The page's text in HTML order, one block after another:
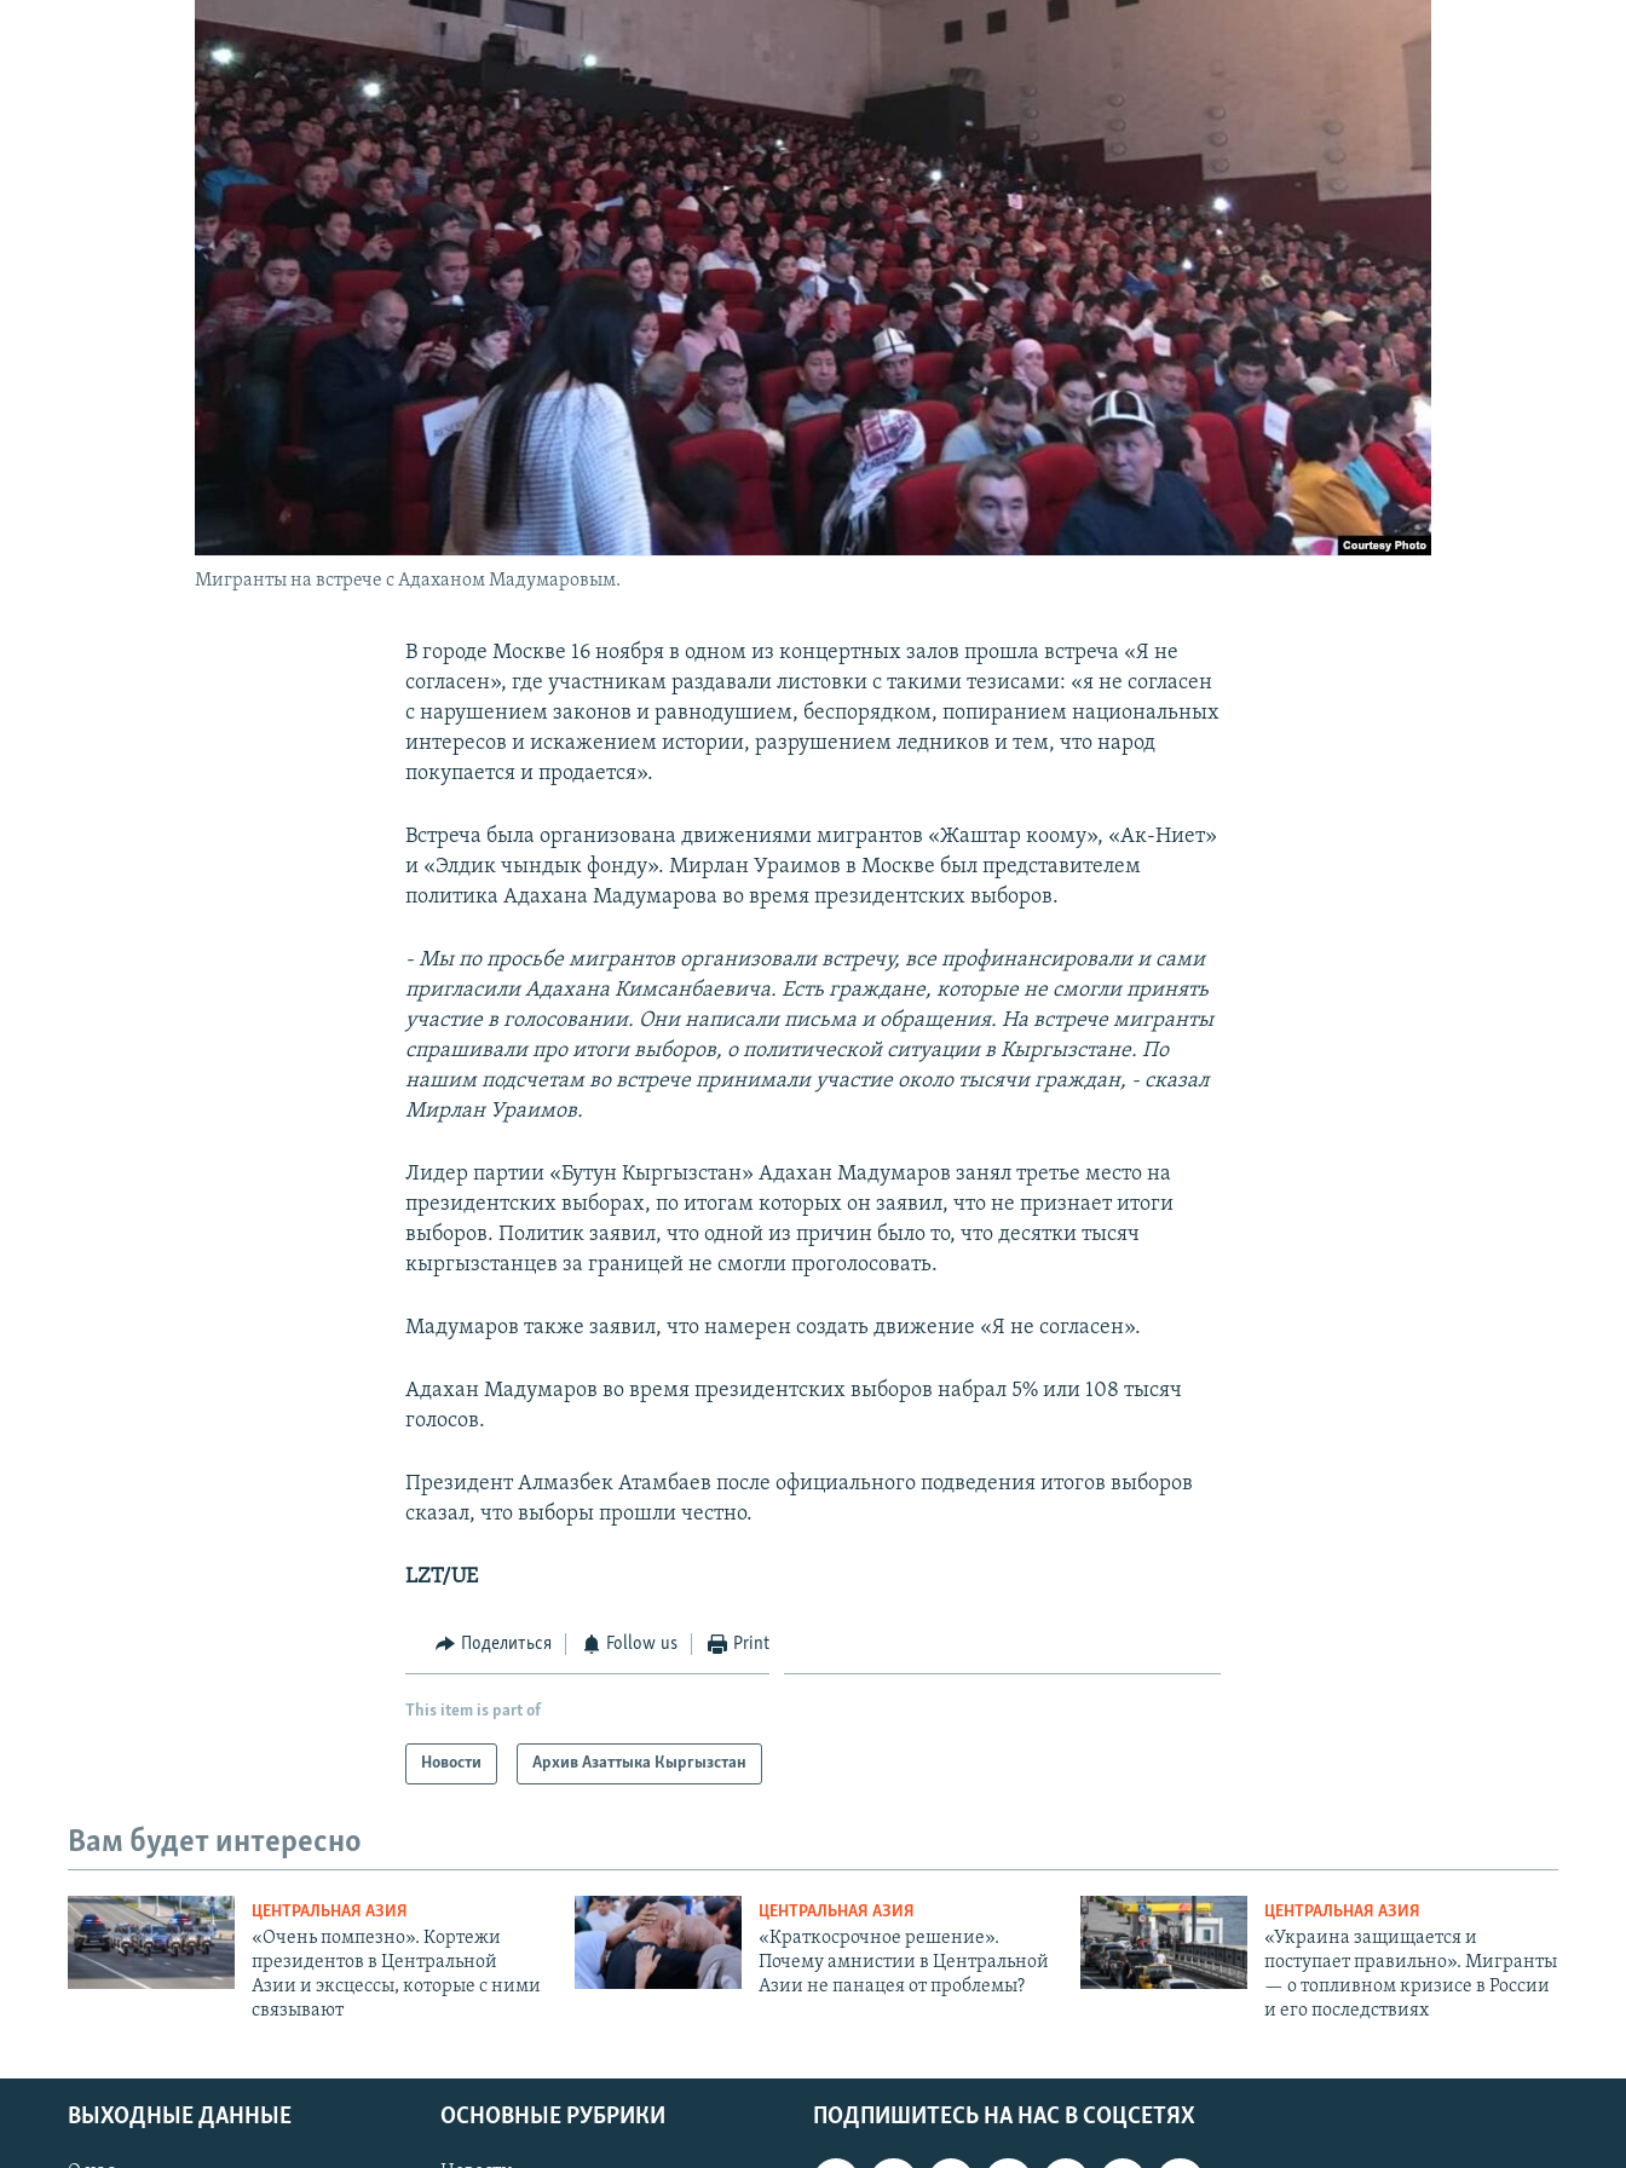
Мигранты на встрече с Адаханом Мадумаровым.
В городе Москве 16 ноября в одном из концертных залов прошла встреча «Я не
согласен», где участникам раздавали листовки с такими тезисами: «я не согласен
с нарушением законов и равнодушием, беспорядком, попиранием национальных
интересов и искажением истории, разрушением ледников и тем, что народ
покупается и продается».
Встреча была организована движениями мигрантов «Жаштар коому», «Ак-Ниет»
и «Элдик чындык фонду». Мирлан Ураимов в Москве был представителем
политика Адахана Мадумарова во время президентских выборов.
- Мы по просьбе мигрантов организовали встречу, все профинансировали и сами
пригласили Адахана Кимсанбаевича. Есть граждане, которые не смогли принять
участие в голосовании. Они написали письма и обращения. На встрече мигранты
спрашивали про итоги выборов, о политической ситуации в Кыргызстане. По
нашим подсчетам во встрече принимали участие около тысячи граждан, - сказал
Мирлан Ураимов.
Лидер партии «Бутун Кыргызстан» Адахан Мадумаров занял третье место на
президентских выборах, по итогам которых он заявил, что не признает итоги
выборов. Политик заявил, что одной из причин было то, что десятки тысяч
кыргызстанцев за границей не смогли проголосовать.
Мадумаров также заявил, что намерен создать движение «Я не согласен».
Адахан Мадумаров во время президентских выборов набрал 5% или 108 тысяч
голосов.
Президент Алмазбек Атамбаев после официального подведения итогов выборов
сказал, что выборы прошли честно.
LZT/UE
Поделиться Follow us Print
This item is part of
Новости Архив Азаттыка Кыргызстан
Вам будет интересно
ЦЕНТРАЛЬНАЯ АЗИЯ
«Очень помпезно». Кортежи
президентов в Центральной
Азии и эксцессы, которые с ними
связывают
ЦЕНТРАЛЬНАЯ АЗИЯ
«Краткосрочное решение».
Почему амнистии в Центральной
Азии не панацея от проблемы?
ЦЕНТРАЛЬНАЯ АЗИЯ
«Украина защищается и
поступает правильно». Мигранты
— о топливном кризисе в России
и его последствиях
ПОДПИШИТЕСЬ НА НАС В СОЦСЕТЯХ
ВЫХОДНЫЕ ДАННЫЕ ОСНОВНЫЕ РУБРИКИ